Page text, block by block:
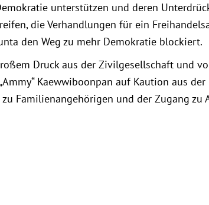
unterstützen und deren
die Verhandlungen für ein
den Weg zu mehr Demokratie blockiert.
Druck aus der Zivilgesellschaft und
Kaewwiboonpan auf Kaution aus
Familienangehörigen und der Zugang